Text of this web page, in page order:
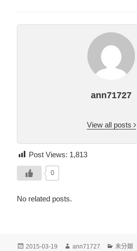
ann71727
View all posts
Post Views: 1,813
0
No related posts.
發
2015-03-19
作
ann71727
分
未分類